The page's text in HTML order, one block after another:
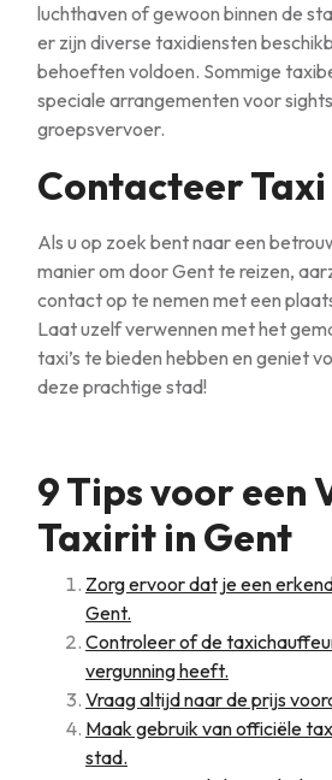
luchthaven of gewoon binnen de
er zijn diverse taxidiensten
behoeften voldoen. Sommige
speciale arrangementen voor
groepsvervoer.
Contacteer
Als u op zoek bent naar een
manier om door Gent te reizen,
contact op te nemen met een
Laat uzelf verwennen met het
taxi’s te bieden hebben en geniet
deze prachtige stad!
9 Tips voor een
Taxirit in Gent
Zorg ervoor dat je een
Gent.
Controleer of de
vergunning heeft.
Vraag altijd naar de prijs
Maak gebruik van officiële
stad.